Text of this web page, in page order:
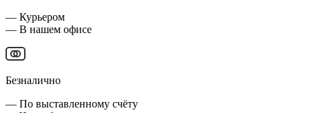
— Курьером
— В нашем офисе
Безналично
— По выставленному счёту